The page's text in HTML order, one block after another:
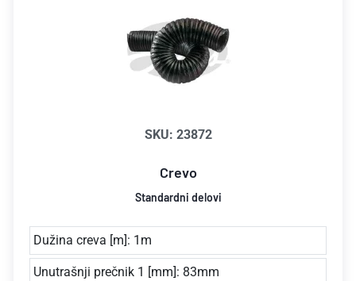
SKU: 23872
Crevo
Standardni delovi
Dužina creva [m]: 1m
Unutrašnji prečnik 1 [mm]: 83mm